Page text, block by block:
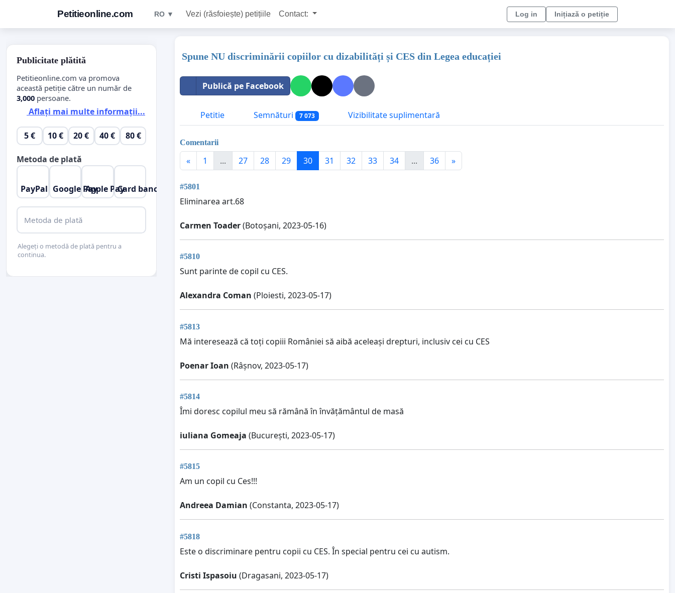
Petitieonline.com RO ▼ Vezi (răsfoiește) petițiile Contact: Log in Inițiază o petiție
Spune NU discriminării copiilor cu dizabilități și CES din Legea educației
Publică pe Facebook
Petitie Semnături 7 073 Vizibilitate suplimentară
Comentarii
« 1 ... 27 28 29 30 31 32 33 34 ... 36 »
#5801
Eliminarea art.68
Carmen Toader(Botoșani, 2023-05-16)
#5810
Sunt parinte de copil cu CES.
Alexandra Coman (Ploiesti, 2023-05-17)
#5813
Mă interesează că toți copiii României să aibă aceleași drepturi, inclusiv cei cu CES
Poenar Ioan (Râșnov, 2023-05-17)
#5814
Îmi doresc copilul meu să rămână în învățământul de masă
iuliana Gomeaja (București, 2023-05-17)
#5815
Am un copil cu Ces!!!
Andreea Damian (Constanta, 2023-05-17)
#5818
Este o discriminare pentru copii cu CES. În special pentru cei cu autism.
Cristi Ispasoiu (Dragasani, 2023-05-17)
Publicitate plătită
Petitieonline.com va promova
această petiție către un număr de
3,000 persoane.
Aflați mai multe informații...
5 € 10 € 20 € 40 € 80 €
Metoda de plată
PayPal Google PayApple PayCard bancar
Metoda de plată
Alegeți o metodă de plată pentru a
continua.